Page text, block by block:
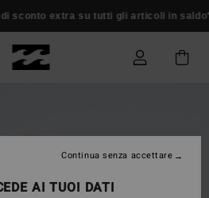
sconto extra su tutti gli articoli in saldo*
AI TUOI DATI
Continua senza accettare